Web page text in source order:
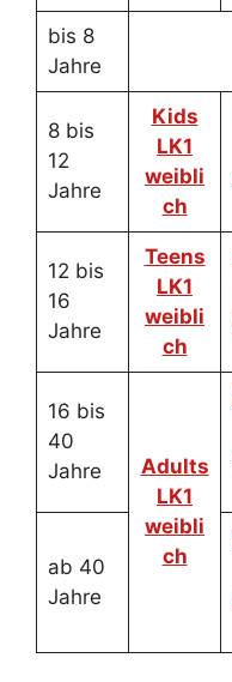
bis 8
Jahre
8 bis
12
Jahre
Kids
LK1
weibli
ch
12 bis
16
Jahre
Teens
LK1
weibli
ch
16 bis
40
Jahre
Adults
LK1
weibli
ch
ab 40
Jahre